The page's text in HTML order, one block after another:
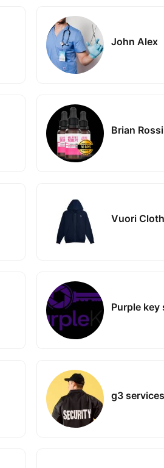
John Alex
Brian Rossi
Vuori
Purple key
g3 services